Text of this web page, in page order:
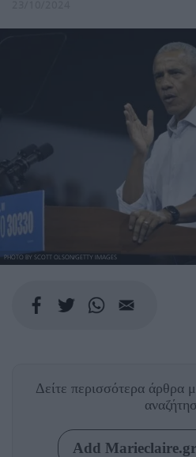
PHOTO BY SCOTT OLSON/GETTY IMAGES
Δείτε περισσότερα άρθρα
Add